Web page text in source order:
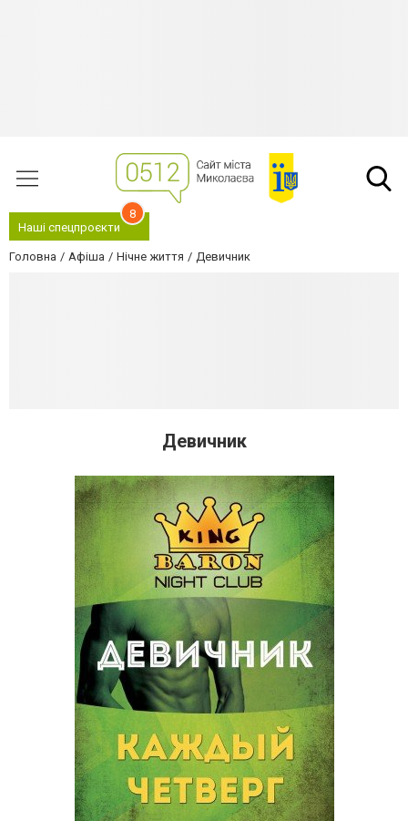
Наші спецпроєкти
8
Головна Афіша Нічне життя Девичник
Девичник